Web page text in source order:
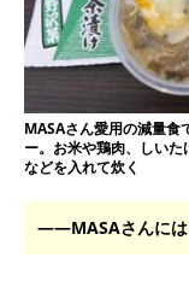
MASAさん愛用の減量食
ー。お米や鶏肉、しい
などを入れて炊く
――MASAさんには